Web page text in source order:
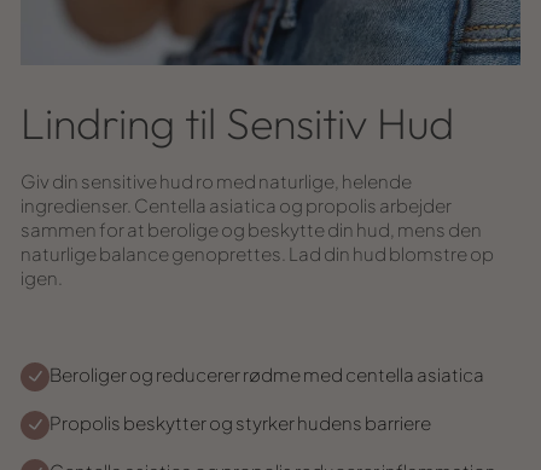
Lindring til Sensitiv Hud
Giv din sensitive hud ro med naturlige, helende
ingredienser. Centella asiatica og propolis arbejder
sammen for at berolige og beskytte din hud, mens den
naturlige balance genoprettes. Lad din hud blomstre op
igen.
Beroliger og reducerer rødme med centella asiatica
Propolis beskytter og styrker hudens barriere